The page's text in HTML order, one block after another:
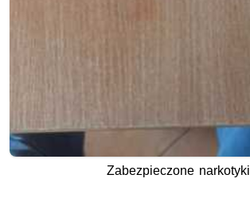
Zabezpieczone narkotyki